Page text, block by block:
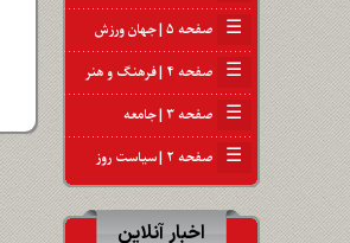
☰ صفحه ۵ | جهان ورزش
☰ صفحه ۴ | فرهنگ و هنر
☰ صفحه ۳ | جامعه
☰ صفحه ۲ | سیاست روز
اخبار آنلاین